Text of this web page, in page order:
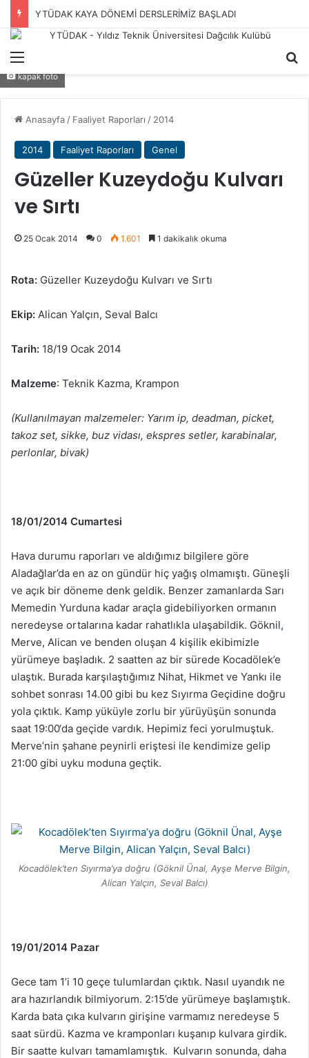
YTÜDAK KAYA DÖNEMİ DERSLERİMİZ BAŞLADI
kapak foto
Anasayfa / Faaliyet Raporları / 2014
2014 Faaliyet Raporları Genel
Güzeller Kuzeydoğu Kulvarı
ve Sırtı
25 Ocak 2014 0 1.601 1 dakikalık okuma
Rota: Güzeller Kuzeydoğu Kulvarı ve Sırtı
Ekip: Alican Yalçın, Seval Balcı
Tarih: 18/19 Ocak 2014
Malzeme: Teknik Kazma, Krampon
(Kullanılmayan malzemeler: Yarım ip, deadman, picket,
takoz set, sikke, buz vidası, ekspres setler, karabinalar,
perlonlar, bivak)
18/01/2014 Cumartesi
Hava durumu raporları ve aldığımız bilgilere göre
Aladağlar’da en az on gündür hiç yağış olmamıştı. Güneşli
ve açık bir döneme denk geldik. Benzer zamanlarda Sarı
Memedin Yurduna kadar araçla gidebiliyorken ormanın
neredeyse ortalarına kadar rahatlıkla ulaşabildik. Göknil,
Merve, Alican ve benden oluşan 4 kişilik ekibimizle
yürümeye başladık. 2 saatten az bir sürede Kocadölek’e
ulaştık. Burada karşılaştığımız Nihat, Hikmet ve Yankı ile
sohbet sonrası 14.00 gibi bu kez Sıyırma Geçidine doğru
yola çıktık. Kamp yüküyle zorlu bir yürüyüşün sonunda
saat 19:00‘da geçide vardık. Hepimiz feci yorulmuştuk.
Merve’nin şahane peynirli eriştesi ile kendimize gelip
21:00 gibi uyku moduna geçtik.
Kocadölek’ten Sıyırma’ya doğru (Göknil Ünal, Ayşe Merve Bilgin,
Alican Yalçın, Seval Balcı)
19/01/2014 Pazar
Gece tam 1’i 10 geçe tulumlardan çıktık. Nasıl uyandık ne
ara hazırlandık bilmiyorum. 2:15’de yürümeye başlamıştık.
Karda bata çıka kulvarın girişine varmamız neredeyse 5
saat sürdü. Kazma ve kramponları kuşanıp kulvara girdik.
Bir saatte kulvarı tamamlamıştık. Kulvarın sonunda, daha